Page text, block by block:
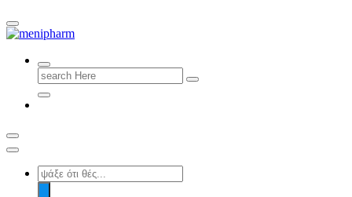
shop 2 easily
Search
for:
Products
search